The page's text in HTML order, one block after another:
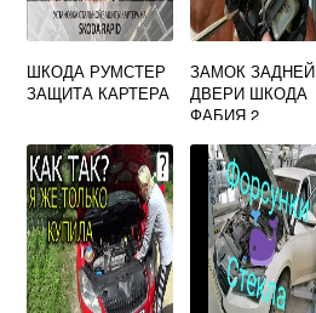
ШКОДА РУМСТЕР
ЗАЩИТА КАРТЕРА
ЗАМОК ЗАДНЕЙ
ДВЕРИ ШКОДА
ФАБИЯ 2